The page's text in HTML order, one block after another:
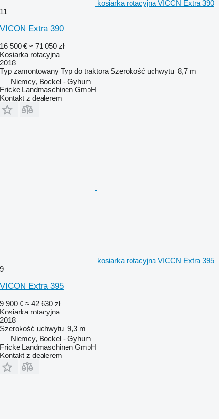
kosiarka rotacyjna VICON Extra 390
11
VICON Extra 390
16 500 € ≈ 71 050 zł
Kosiarka rotacyjna
2018
Typ zamontowany Typ do traktora Szerokość uchwytu 8,7 m
Niemcy, Bockel - Gyhum
Fricke Landmaschinen GmbH
Kontakt z dealerem
kosiarka rotacyjna VICON Extra 395
9
VICON Extra 395
9 900 € ≈ 42 630 zł
Kosiarka rotacyjna
2018
Szerokość uchwytu 9,3 m
Niemcy, Bockel - Gyhum
Fricke Landmaschinen GmbH
Kontakt z dealerem